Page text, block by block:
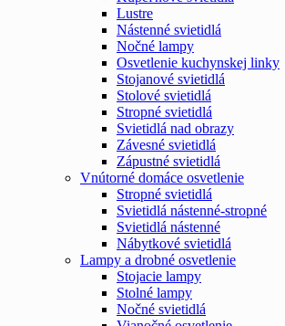
Lustre
Nástenné svietidlá
Nočné lampy
Osvetlenie kuchynskej linky
Stojanové svietidlá
Stolové svietidlá
Stropné svietidlá
Svietidlá nad obrazy
Závesné svietidlá
Zápustné svietidlá
Vnútorné domáce osvetlenie
Stropné svietidlá
Svietidlá nástenné-stropné
Svietidlá nástenné
Nábytkové svietidlá
Lampy a drobné osvetlenie
Stojacie lampy
Stolné lampy
Nočné svietidlá